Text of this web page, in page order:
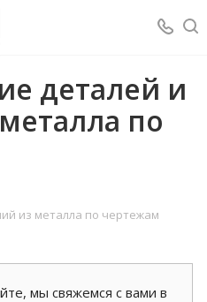
деталей и
по
из металла по чертежам
мы свяжемся с вами в